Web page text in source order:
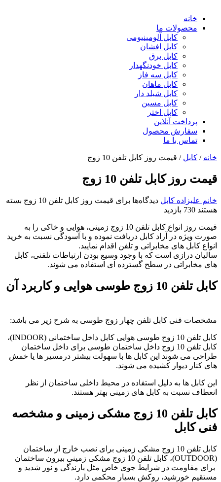
خانه
محصولات ما
کابل آلومینیومی
کابل افشان
کابل برق
کابل خودنگهدار
کابل سه فاز
کابل ماهان
کابل شیلد دار
کابل مسین
کابل اختر
پرداخت آنلاین
سفارش محصول
تماس با ما
خانه / کابل / قیمت روز کابل تلفن 10 زوج
قیمت روز کابل تلفن 10 زوج
خانم علیزاده کابل دیدگاه‌ها برای قیمت روز کابل تلفن 10 زوج
بسته
هستند 730 بازدید
قیمت روز انواع کابل تلفن 10 زوج زمینی، هوایی و خاکی را به
صورت ویژه در آراد کابل دریافت نموده و با آسودگی نسبت به خرید
انواع کابل های مخابراتی و تلفن اقدام نمایید.
سالیان درازی است که با وجود وسیع بودن ارتباطات تلفنی، کابل
های مخابراتی در سطح گسترده ای استفاده می شوند.
کابل تلفن 10 زوج طوسی هوایی و کاربرد آن
مشخصات فنی کابل تلفن چهار زوج طوسی به شرح زیر می باشد:
کابل تلفن 10 زوج طوسی هوایی کابل داخل ساختمانی (INDOOR)،
کابل تلفن 10 زوج داخل ساختمان طوسی برای داخل ساختمان
طراحی می شوند این کابل ها با سهولت بیشتر درمسیر ها یا خمش
های کنار دیوار کشیده می شوند.
این کابل ها به دلیل استفاده در محیط داخلی ساختمان از نظر
انعطاف نسبت به کابل های زمینی بهتر هستند.
کابل تلفن 10 زوج مشکی زمینی و مشخصه
فنی کابل
کابل تلفن 10 زوج مشکی زمینی برای نصب خارج از ساختمان
(OUTDOOR)، کابل تلفن 10 زوج مشکی زمینی بیرون ساختمان
برای مقاومت در شرایط جوی خاص مثل بارندگی و نور شدید و
مستقیم خورشید، روکش بسیار محکمی دارد.